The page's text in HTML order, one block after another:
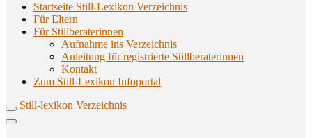
Startseite Still-Lexikon Verzeichnis
Für Eltern
Für Stillberaterinnen
Aufnahme ins Verzeichnis
Anlei­tung für regis­trier­te Stillberaterinnen
Kon­takt
Zum Still-Lexikon Infoportal
Still-lexikon Verzeichnis